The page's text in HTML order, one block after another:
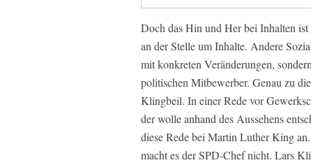
Doch das Hin und Her bei Inhalten
an der Stelle um Inhalte. Andere
mit konkreten Veränderungen,
politischen Mitbewerber. Genau zu
Klingbeil. In einer Rede vor
der wolle anhand des Aussehens
diese Rede bei Martin Luther King
macht es der SPD-Chef nicht. Lars